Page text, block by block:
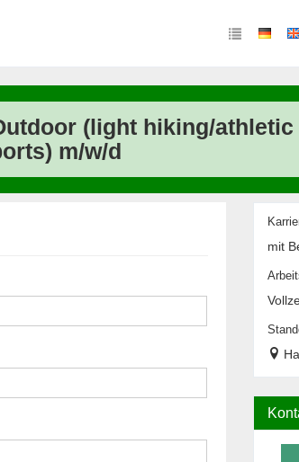
(light hiking/athletic
m/w/d
mit